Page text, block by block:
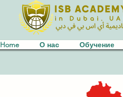
Home О нас Обучение